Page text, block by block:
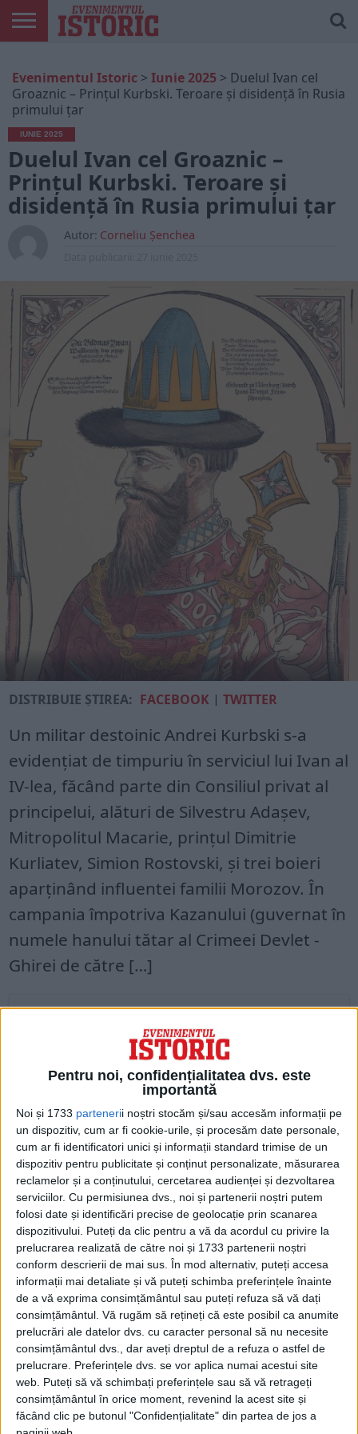
Pentru noi, confidențialitatea dvs. este
importantă
Noi și 1733 partenerii noștri stocăm și/sau accesăm informații pe
un dispozitiv, cum ar fi cookie-urile, și procesăm date personale,
cum ar fi identificatori unici și informații standard trimise de un
dispozitiv pentru publicitate și conținut personalizate, măsurarea
reclamelor și a conținutului, cercetarea audienței și dezvoltarea
serviciilor. Cu permisiunea dvs., noi și partenerii noștri putem
folosi date și identificări precise de geolocație prin scanarea
dispozitivului. Puteți da clic pentru a vă da acordul cu privire la
prelucrarea realizată de către noi și 1733 partenerii noștri
conform descrierii de mai sus. În mod alternativ, puteți accesa
informații mai detaliate și vă puteți schimba preferințele înainte
de a vă exprima consimțământul sau puteți refuza să vă dați
consimțământul. Vă rugăm să rețineți că este posibil ca anumite
prelucrări ale datelor dvs. cu caracter personal să nu necesite
consimțământul dvs., dar aveți dreptul de a refuza o astfel de
prelucrare. Preferințele dvs. se vor aplica numai acestui site
web. Puteți să vă schimbați preferințele sau să vă retrageți
consimțământul în orice moment, revenind la acest site și
făcând clic pe butonul "Confidențialitate" din partea de jos a
ONLINE
EDIȚII
TIPĂRITE
ISTORIC
PLAY
CONTUL
MEU
Evenimentul Istoric > Iunie 2025 > Duelul Ivan cel
Groaznic – Prințul Kurbski. Teroare și disidență în Rusia
primului țar
IUNIE 2025
Duelul Ivan cel Groaznic –
Prințul Kurbski. Teroare și
disidență în Rusia primului țar
Autor: Corneliu Șenchea
DISTRIBUIE ȘTIREA: FACEBOOK |TWITTER
Un militar destoinic Andrei Kurbski s-a
evidențiat de timpuriu în serviciul lui Ivan al
IV-lea, făcând parte din Consiliul privat al
principelui, alături de Silvestru Adașev,
Mitropolitul Macarie, prințul Dimitrie
Kurliatev, Simion Rostov­ski, și trei boieri
aparținând influen­tei familii Morozov. În
campania îm­potriva Kazanului (guvernat în
nu­mele hanului tătar al Crimeei Devlet -
Ghirei de către […]
Acces restricționat. Dacă doriți să citiți
acest articol, mergeți pe
edituradecarte.roși achiziționați ediția
Iunie 2025
Pagini:1234
Din ultima ediție ...
Regina României
Carol al II-lea și acțiunile sale care au ruinat
România Mare
Afaceri oneroase care au marcat România
modernă: Strousberg și Hallier
ETICHETE:
PUBLICAT IN CATEGORIILE: IUNIE 2025
DISTRIBUIE ȘTIREA:
FACEBOOK
TWITTER
DACĂ VA PLAC MATERIALELE PUBLICATE, VA INVITĂM SĂ NE URMĂRIȚI
ȘI PE PAGINA NOASTRĂ DE FACEBOOK